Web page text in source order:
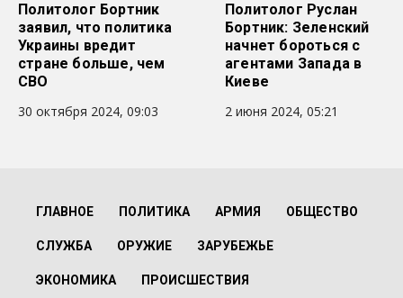
Политолог Бортник
заявил, что политика
Украины вредит
стране больше, чем
СВО
30 октября 2024, 09:03
Политолог Руслан
Бортник: Зеленский
начнет бороться с
агентами Запада в
Киеве
2 июня 2024, 05:21
ГЛАВНОЕ ПОЛИТИКА АРМИЯ ОБЩЕСТВО
СЛУЖБА ОРУЖИЕ ЗАРУБЕЖЬЕ
ЭКОНОМИКА ПРОИСШЕСТВИЯ